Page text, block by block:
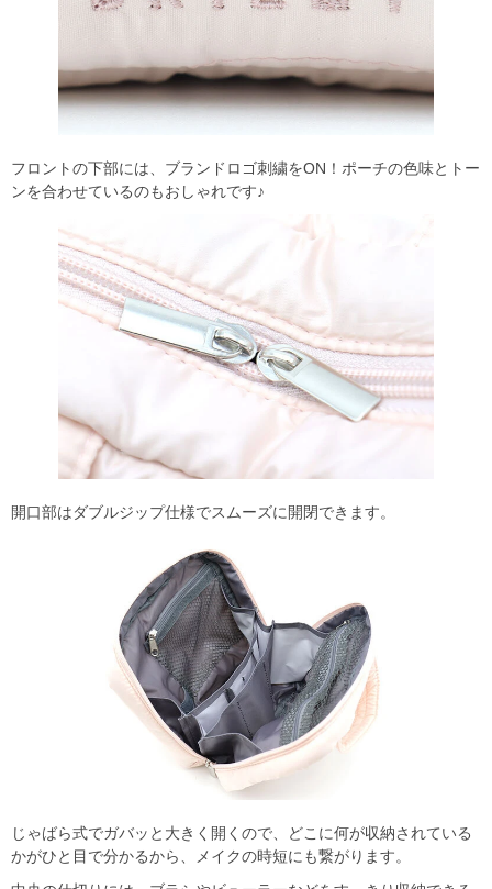
フロントの下部には、ブランドロゴ刺繍をON！ポーチの色味とトー
ンを合わせているのもおしゃれです♪
開口部はダブルジップ仕様でスムーズに開閉できます。
じゃばら式でガバッと大きく開くので、どこに何が収納されている
かがひと目で分かるから、メイクの時短にも繋がります。